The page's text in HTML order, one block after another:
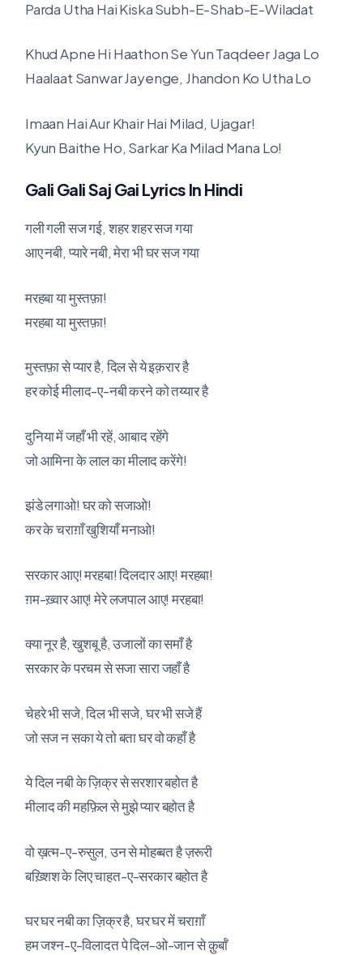
Parda Utha Hai Kiska Subh-E-Shab-E-Wiladat
Khud Apne Hi Haathon Se Yun Taqdeer Jaga Lo
Haalaat Sanwar Jayenge, Jhandon Ko Utha Lo
Imaan Hai Aur Khair Hai Milad, Ujagar!
Kyun Baithe Ho, Sarkar Ka Milad Mana Lo!
Gali Gali Saj Gai Lyrics In Hindi
गली गली सज गई, शहर शहर सज गया
आए नबी, प्यारे नबी, मेरा भी घर सज गया
मरहबा या मुस्तफ़ा!
मरहबा या मुस्तफ़ा!
मुस्तफ़ा से प्यार है, दिल से ये इक़रार है
हर कोई मीलाद-ए-नबी करने को तय्यार है
दुनिया में जहाँ भी रहें, आबाद रहेंगे
जो आमिना के लाल का मीलाद करेंगे!
झंडे लगाओ! घर को सजाओ!
कर के चराग़ाँ खुशियाँ मनाओ!
सरकार आए! मरहबा! दिलदार आए! मरहबा!
ग़म-ख़्वार आए! मेरे लजपाल आए! मरहबा!
क्या नूर है, खुशबू है, उजालों का समाँ है
सरकार के परचम से सजा सारा जहाँ है
चेहरे भी सजे, दिल भी सजे, घर भी सजे हैं
जो सज न सका ये तो बता घर वो कहाँ है
ये दिल नबी के ज़िक्र से सरशार बहोत है
मीलाद की महफ़िल से मुझे प्यार बहोत है
वो ख़त्म-ए-रुसुल, उन से मोहब्बत है ज़रूरी
बख़्शिश के लिए चाहत-ए-सरकार बहोत है
घर घर नबी का ज़िक्र है, घर घर में चराग़ाँ
हम जश्न-ए-विलादत पे दिल-ओ-जान से क़ुर्बाँ